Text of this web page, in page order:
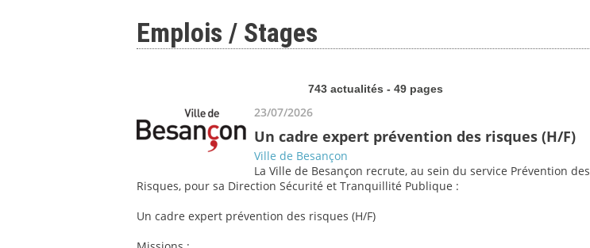
Emplois / Stages
743 actualités - 49 pages
23/07/2026
Un cadre expert prévention des risques (H/F)
Ville de Besançon
La Ville de Besançon recrute, au sein du service Prévention des
Risques, pour sa Direction Sécurité et Tranquillité Publique :
Un cadre expert prévention des risques (H/F)